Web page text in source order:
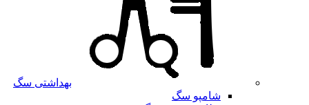
بهداشتی سگ
شامپو سگ